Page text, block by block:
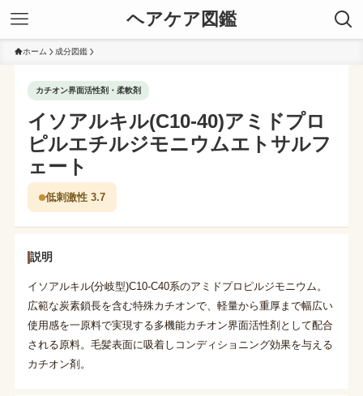
ヘアケア図鑑
ホーム 成分図鑑
カチオン界面活性剤・柔軟剤
イソアルキル(C10-40)アミドプロ
ピルエチルジモニウムエトサルフ
ェート
低刺激性 3.7
説明
イソアルキル(分岐型)C10-C40系のアミドプロピルジモニウム。
広範な炭素鎖長を含む特殊カチオンで、軽量から重厚まで幅広い
使用感を一原料で実現する多機能カチオン界面活性剤として配合
される原料。毛髪表面に吸着しコンディショニング効果を与える
カチオン剤。